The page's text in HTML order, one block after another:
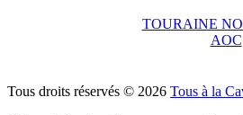
TOURAINE
AOC
Tous droits réservés © 2026 Tous à la